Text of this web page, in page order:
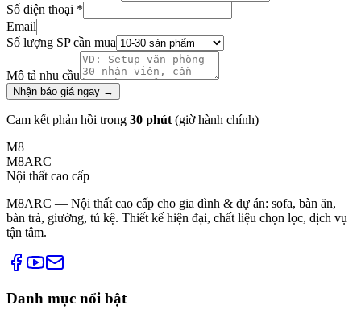
Số điện thoại *
Email
Số lượng SP cần mua
Mô tả nhu cầu
Nhận báo giá ngay →
Cam kết phản hồi trong 30 phút (giờ hành chính)
M8
M8ARC
Nội thất cao cấp
M8ARC — Nội thất cao cấp cho gia đình & dự án: sofa, bàn ăn,
bàn trà, giường, tủ kệ. Thiết kế hiện đại, chất liệu chọn lọc, dịch vụ
tận tâm.
Danh mục nổi bật